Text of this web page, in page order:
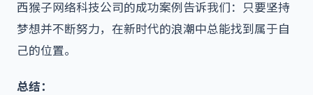
西猴子网络科技公司的成功案例告诉我们：只要坚持
梦想并不断努力，在新时代的浪潮中总能找到属于自
己的位置。
总结：